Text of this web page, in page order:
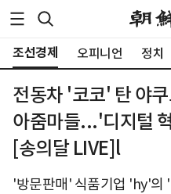
조선경제 오피니언 정치
전동차 '코코' 탄 야
아줌마들...'디지털
[송의달 LIVE]l
'방문판매' 식품기업 'hy'의